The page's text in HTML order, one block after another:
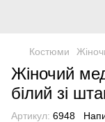
Костюми
Жіночий
білий зі
Артикул: 6948